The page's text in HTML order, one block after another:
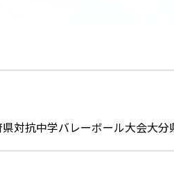
対抗中学バレーボール大会大